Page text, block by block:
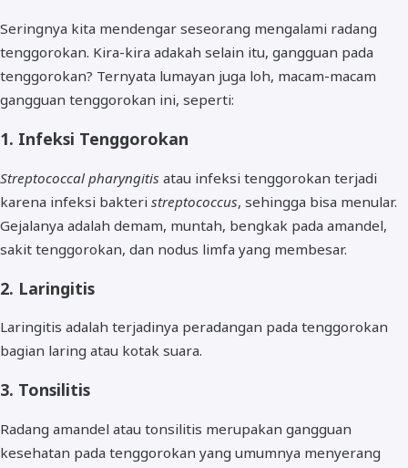
Seringnya kita mendengar seseorang mengalami radang
tenggorokan. Kira-kira adakah selain itu, gangguan pada
tenggorokan? Ternyata lumayan juga loh, macam-macam
gangguan tenggorokan ini, seperti:
1. Infeksi Tenggorokan
Streptococcal pharyngitis atau infeksi tenggorokan terjadi
karena infeksi bakteri streptococcus, sehingga bisa menular.
Gejalanya adalah demam, muntah, bengkak pada amandel,
sakit tenggorokan, dan nodus limfa yang membesar.
2. Laringitis
Laringitis adalah terjadinya peradangan pada tenggorokan
bagian laring atau kotak suara.
3. Tonsilitis
Radang amandel atau tonsilitis merupakan gangguan
kesehatan pada tenggorokan yang umumnya menyerang